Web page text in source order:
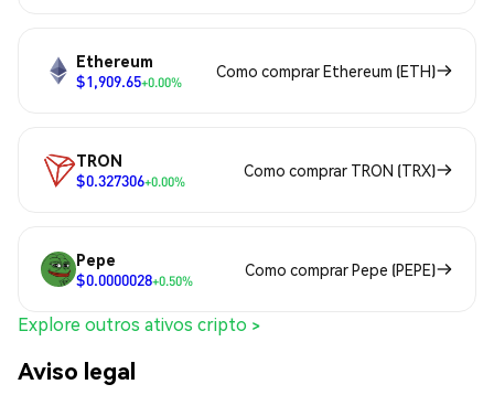
Ethereum
$1,909.65+0.00%
Como comprar Ethereum (ETH)
TRON
$0.327306+0.00%
Como comprar TRON (TRX)
Pepe
$0.0000028+0.50%
Como comprar Pepe (PEPE)
Explore outros ativos cripto >
Aviso legal